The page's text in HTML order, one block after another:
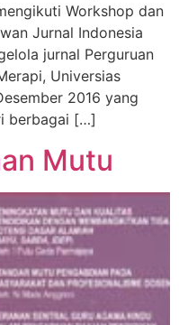
Workshop dan
Jurnal Indonesia
jurnal Perguruan
Universias
2016 yang
berbagai […]
Mutu